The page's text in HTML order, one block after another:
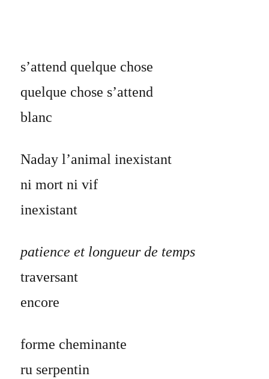
s’attend quelque chose
quelque chose s’attend
blanc
Naday l’animal inexistant
ni mort ni vif
inexistant
patience et longueur de temps
traversant
encore
forme cheminante
ru serpentin